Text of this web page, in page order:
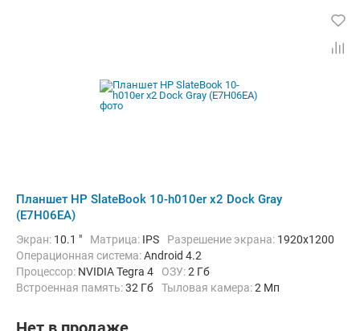
Планшет HP SlateBook 10-h010er x2 Dock Gray
(E7H06EA)
Экран: 10.1 " Матрица: IPS Разрешение экрана: 1920x1200
Операционная система:Android 4.2
Процессор: NVIDIA Tegra 4 ОЗУ:2 Гб
Встроенная память:32 Гб Тыловая камера:2 Мп
Комплектация: